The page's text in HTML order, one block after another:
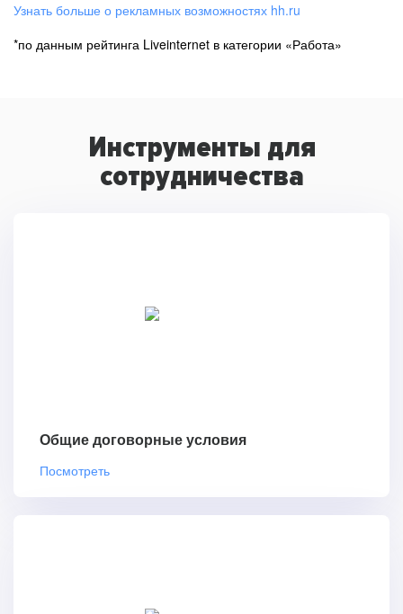
Узнать больше о рекламных возможностях hh.ru
*по данным рейтинга Liveinternet в категории «Работа»
Инструменты для
сотрудничества
Общие договорные условия
Посмотреть